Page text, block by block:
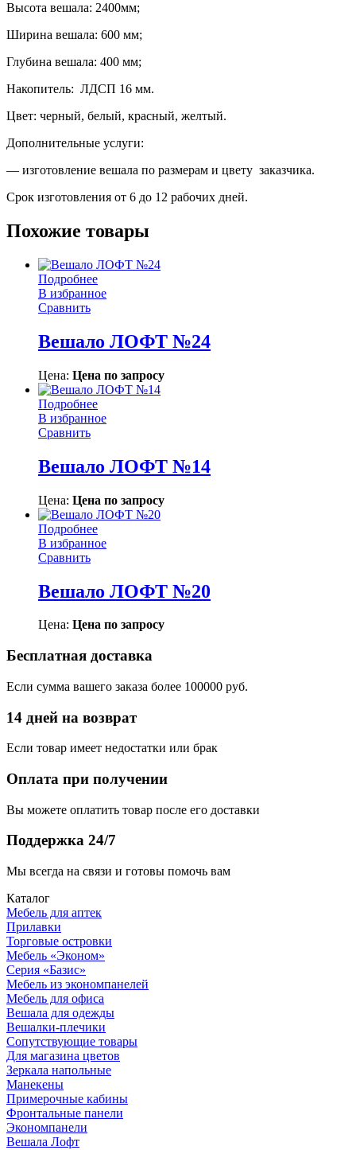
Высота вешала: 2400мм;
Ширина вешала: 600 мм;
Глубина вешала: 400 мм;
Накопитель: ЛДСП 16 мм.
Цвет: черный, белый, красный, желтый.
Дополнительные услуги:
— изготовление вешала по размерам и цвету заказчика.
Срок изготовления от 6 до 12 рабочих дней.
Похожие товары
Подробнее
В избранное
Сравнить
Вешало ЛОФТ №24
Цена: Цена по запросу
Подробнее
В избранное
Сравнить
Вешало ЛОФТ №14
Цена: Цена по запросу
Подробнее
В избранное
Сравнить
Вешало ЛОФТ №20
Цена: Цена по запросу
Бесплатная доставка
Если сумма вашего заказа более 100000 руб.
14 дней на возврат
Если товар имеет недостатки или брак
Оплата при получении
Вы можете оплатить товар после его доставки
Поддержка 24/7
Мы всегда на связи и готовы помочь вам
Каталог
Мебель для аптек
Прилавки
Торговые островки
Мебель «Эконом»
Серия «Базис»
Мебель из экономпанелей
Мебель для офиса
Вешала для одежды
Вешалки-плечики
Сопутствующие товары
Для магазина цветов
Зеркала напольные
Манекены
Примерочные кабины
Фронтальные панели
Экономпанели
Вешала Лофт